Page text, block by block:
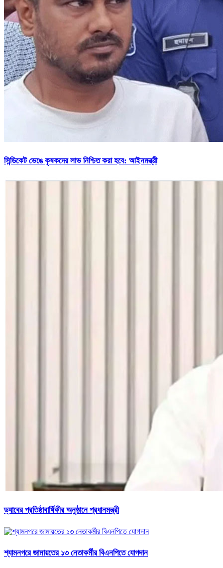
সিন্ডিকেট ভেঙে কৃষকদের লাভ নিশ্চিত করা হবে: আইনমন্ত্রী
ড্যাবের প্রতিষ্ঠাবার্ষিকীর অনুষ্ঠানে প্রধানমন্ত্রী
শ্যামনগরে জামায়তের ১৩ নেতাকর্মীর বিএনপিতে যোগদান